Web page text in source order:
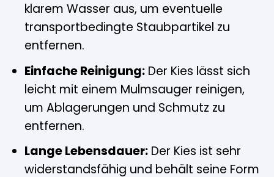
klarem Wasser aus, um eventuelle
transportbedingte Staubpartikel zu
entfernen.
Einfache Reinigung:Der Kies lässt sich
leicht mit einem Mulmsauger reinigen,
um Ablagerungen und Schmutz zu
entfernen.
Lange Lebensdauer:Der Kies ist sehr
widerstandsfähig und behält seine Form